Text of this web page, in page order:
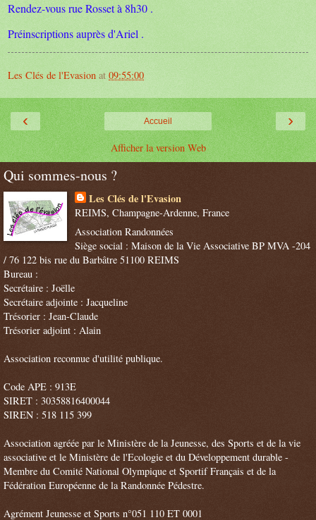
Rendez-vous rue Rosset à 8h30 .
Préinscriptions auprès d'Ariel .
Les Clés de l'Evasion at 09:55:00
‹ ›
Accueil
Afficher la version Web
Qui sommes-nous ?
Les Clés de l'Evasion
REIMS, Champagne-Ardenne, France
Association Randonnées
Siège social : Maison de la Vie Associative BP MVA -204
/ 76 122 bis rue du Barbâtre 51100 REIMS
Bureau :
Secrétaire : Joëlle
Secrétaire adjointe : Jacqueline
Trésorier : Jean-Claude
Trésorier adjoint : Alain
Association reconnue d'utilité publique.
Code APE : 913E
SIRET : 30358816400044
SIREN : 518 115 399
Association agréée par le Ministère de la Jeunesse, des Sports et de la vie
associative et le Ministère de l'Ecologie et du Développement durable -
Membre du Comité National Olympique et Sportif Français et de la
Fédération Européenne de la Randonnée Pédestre.
Agrément Jeunesse et Sports n°051 110 ET 0001